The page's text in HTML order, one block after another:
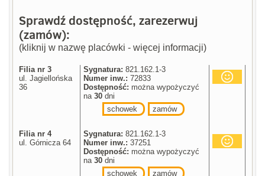
Sprawdź dostępność, zarezerwuj
(zamów):
(kliknij w nazwę placówki - więcej informacji)
Filia nr 3
ul. Jagiellońska
36
Sygnatura: 821.162.1-3
Numer inw.: 72833
Dostępność: można wypożyczyć
na30 dni
schowek
zamów
Filia nr 4
ul. Górnicza 64
Sygnatura: 821.162.1-3
Numer inw.: 37251
Dostępność: można wypożyczyć
na30 dni
schowek
zamów